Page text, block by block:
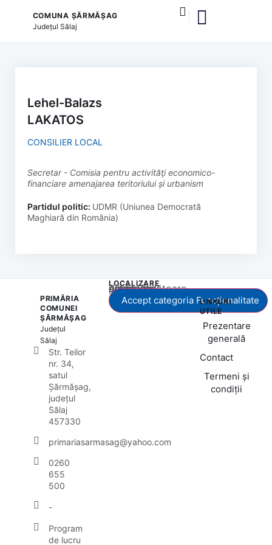
COMUNA ȘĂRMĂȘAG
Județul Sălaj
Lehel-Balazs
LAKATOS
CONSILIER LOCAL
secretar - Comisia pentru activităţi economico-
financiare amenajarea teritoriului și urbanism
Partidul politic: UDMR (Uniunea Democrată
Maghiară din România)
PRIMĂRIA
COMUNEI
ȘĂRMĂȘAG
Județul
Sălaj
Str. Teilor
nr. 34,
satul
Șărmășag,
județul
Sălaj
457330
primariasarmasag@yahoo.com
0260
655
500
-
Program
de lucru
LOCALIZARE
Acest conținut este blocat până când acceptați categoria corespunzătoare de cookie-uri.
Accept categoria Funcționalitate
LINKURI
UTILE
Prezentare
generală
Contact
Termeni și
condiții